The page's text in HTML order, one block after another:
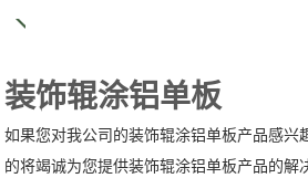
装饰辊涂铝单板
如果您对我公司的装饰辊涂铝单板产品感兴
的将竭诚为您提供装饰辊涂铝单板产品的解